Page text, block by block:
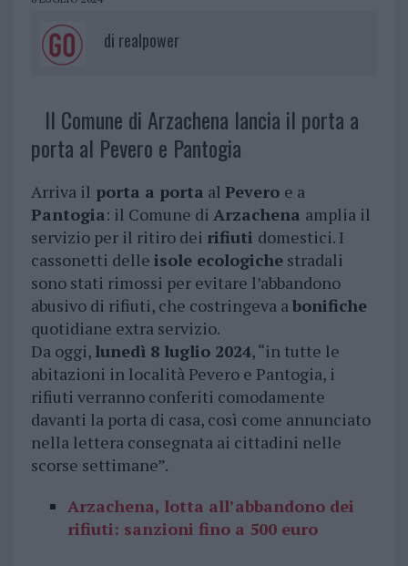
di realpower
Il Comune di Arzachena lancia il porta a
porta al Pevero e Pantogia
Arriva il porta a porta al Pevero e a
Pantogia: il Comune di Arzachena amplia il
servizio per il ritiro dei rifiuti domestici. I
cassonetti delle isole ecologichestradali
sono stati rimossi per evitare l’abbandono
abusivo di rifiuti, che costringeva abonifiche
quotidiane extra servizio.
Da oggi, lunedì 8 luglio 2024, “in tutte le
abitazioni in località Pevero e Pantogia, i
rifiuti verranno conferiti comodamente
davanti la porta di casa, così come annunciato
nella lettera consegnata ai cittadini nelle
scorse settimane”.
Arzachena, lotta all’abbandono dei
rifiuti: sanzioni fino a 500 euro